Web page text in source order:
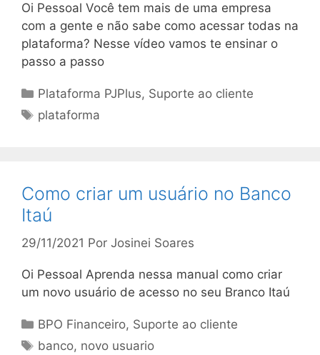
Oi Pessoal Você tem mais de uma empresa
com a gente e não sabe como acessar todas na
plataforma? Nesse vídeo vamos te ensinar o
passo a passo
Categorias
Plataforma PJPlus, Suporte ao cliente
Tags
plataforma
Como criar um usuário no Banco
Itaú
29/11/2021 Por Josinei Soares
Oi Pessoal Aprenda nessa manual como criar
um novo usuário de acesso no seu Branco Itaú
Categorias
BPO Financeiro, Suporte ao cliente
Tags
banco, novo usuario